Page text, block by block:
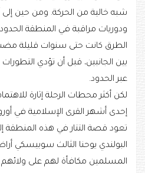
شبه خالية من الحركة. ومن حين إلى
ودوريات مراقبة في المنطقة
الطرق كانت حتى سنوات قليلة
بين الجانبين، قبل أن تؤدي
عبر الحدود.
لكن أكثر محطات الرحلة إثارة
إحدى أشهر القرى الإسلامية في
البولندي يوحنا الثالث سوبيسكي
المسلمين مكافأة لهم على